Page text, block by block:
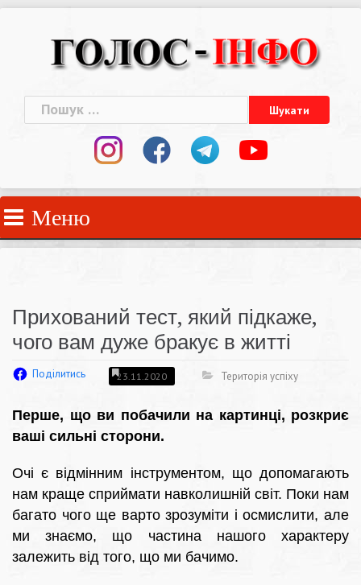
Пошук:
Меню
Прихований тест, який підкаже,
чого вам дуже бракує в житті
Поділитись 23.11.2020 Територія успіху
Перше, що ви побачили на картинці, розкриє
ваші сильні сторони.
Очі є відмінним інструментом, що допомагають
нам краще сприймати навколишній світ. Поки нам
багато чого ще варто зрозуміти і осмислити, але
ми знаємо, що частина нашого характеру
залежить від того, що ми бачимо.